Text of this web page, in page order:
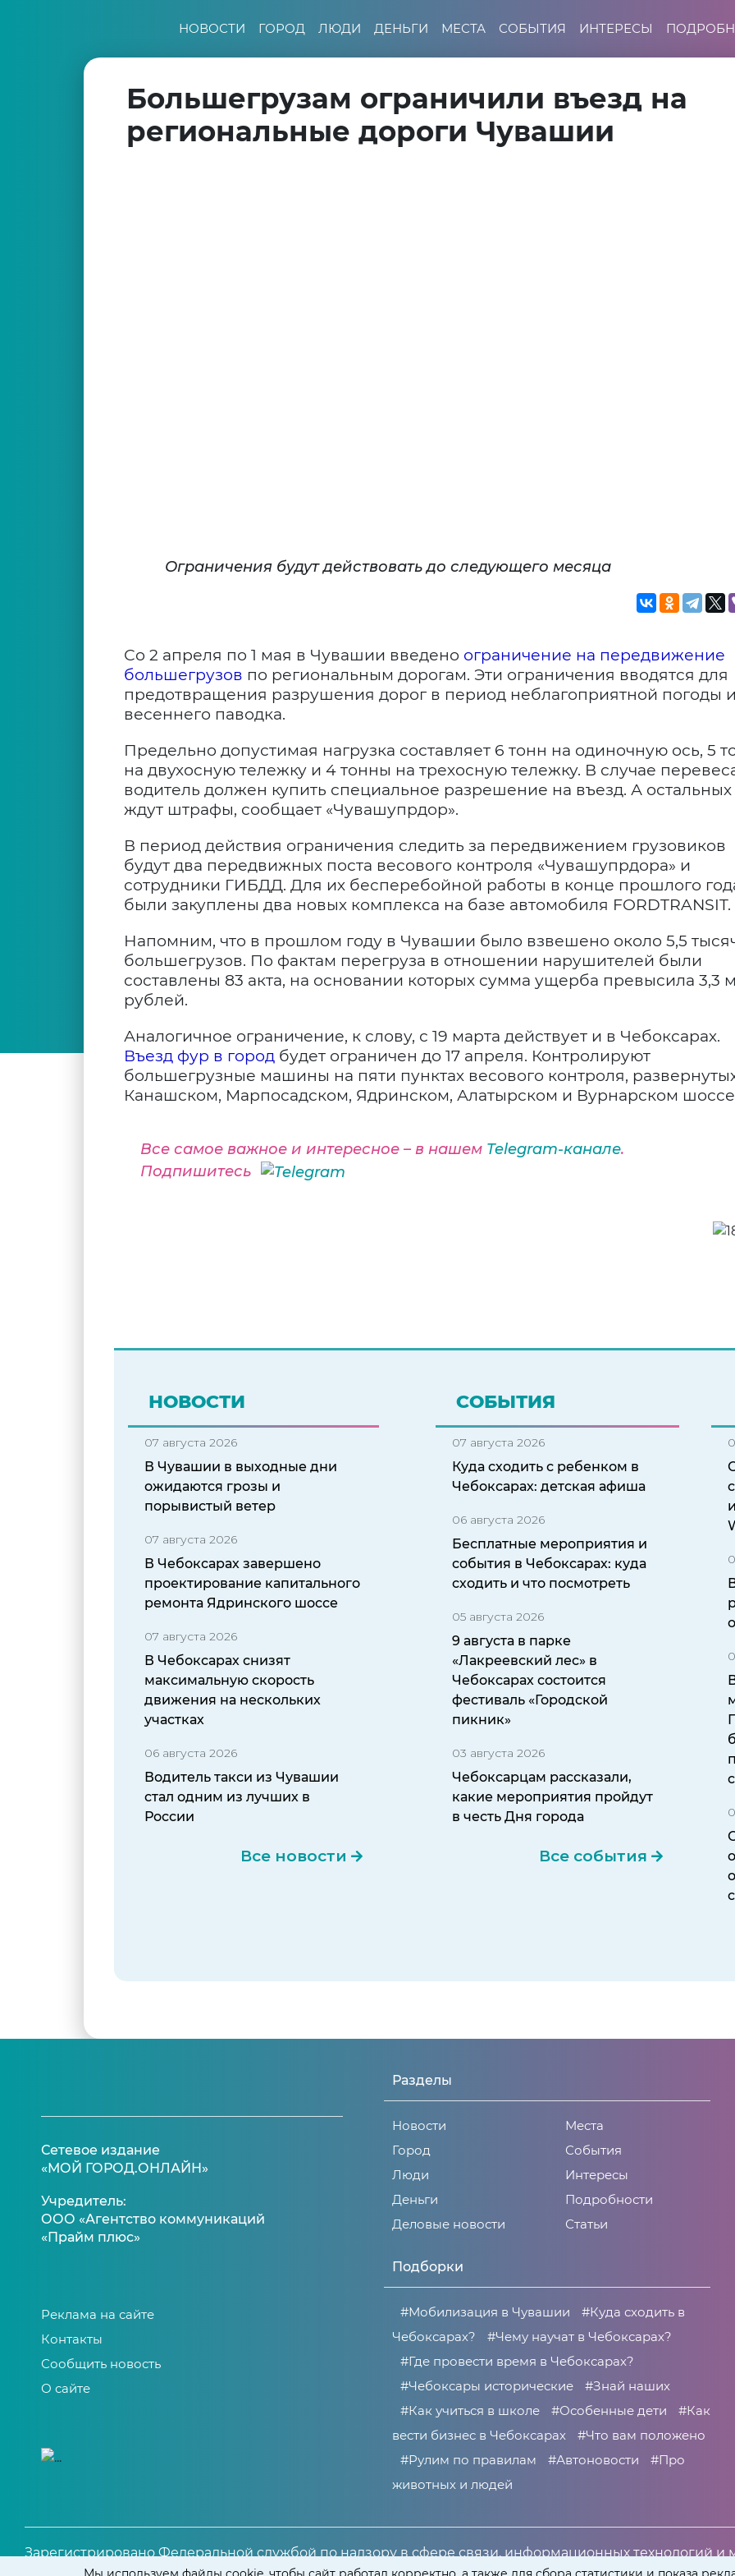
НОВОСТИ ГОРОД ЛЮДИ ДЕНЬГИ МЕСТА СОБЫТИЯ ИНТЕРЕСЫ
Большегрузам ограничили въезд на
региональные дороги Чувашии
Ограничения будут действовать до следующего месяца
Со 2 апреля по 1 мая в Чувашии введено ограничение на передвижение
большегрузов по региональным дорогам. Эти ограничения вводятся для
предотвращения разрушения дорог в период неблагоприятной погоды и
весеннего паводка.
Предельно допустимая нагрузка составляет 6 тонн на одиночную ось, 5
на двухосную тележку и 4 тонны на трехосную тележку. В случае
водитель должен купить специальное разрешение на въезд. А остальных
ждут штрафы, сообщает «Чувашупрдор».
В период действия ограничения следить за передвижением грузовиков
будут два передвижных поста весового контроля «Чувашупрдора» и
сотрудники ГИБДД. Для их бесперебойной работы в конце прошлого
были закуплены два новых комплекса на базе автомобиля FORDTRANSIT.
Напомним, что в прошлом году в Чувашии было взвешено около 5,5
большегрузов. По фактам перегруза в отношении нарушителей были
составлены 83 акта, на основании которых сумма ущерба превысила 3,3
рублей.
Аналогичное ограничение, к слову, с 19 марта действует и в Чебоксарах.
Въезд фур в город будет ограничен до 17 апреля. Контролируют
большегрузные машины на пяти пунктах весового контроля,
Канашском, Марпосадском, Ядринском, Алатырском и Вурнарском
Все самое важное и интересное – в нашем Telegram-канале.
Подпишитесь
НОВОСТИ
07 августа 2026
В Чувашии в выходные дни
ожидаются грозы и
порывистый ветер
07 августа 2026
В Чебоксарах завершено
проектирование капитального
ремонта Ядринского шоссе
07 августа 2026
В Чебоксарах снизят
максимальную скорость
движения на нескольких
участках
06 августа 2026
Водитель такси из Чувашии
стал одним из лучших в
России
Все новости
СОБЫТИЯ
07 августа 2026
Куда сходить с ребенком в
Чебоксарах: детская афиша
06 августа 2026
Бесплатные мероприятия и
события в Чебоксарах: куда
сходить и что посмотреть
05 августа 2026
9 августа в парке
«Лакреевский лес» в
Чебоксарах состоится
фестиваль «Городской
пикник»
03 августа 2026
Чебоксарцам рассказали,
какие мероприятия пройдут
в честь Дня города
Все события
Сетевое издание
«МОЙ ГОРОД.ОНЛАЙН»
Учредитель:
ООО «Агентство коммуникаций
«Прайм плюс»
Реклама на сайте
Контакты
Сообщить новость
О сайте
Разделы
Новости
Город
Люди
Деньги
Деловые новости
Места
События
Интересы
Подробности
Статьи
Подборки
#Мобилизация в Чувашии
#Куда сходить в
Чебоксарах?
#Чему научат в Чебоксарах?
#Где провести время в Чебоксарах?
#Чебоксары исторические
#Знай наших
#Как учиться в школе
#Особенные дети
#Как
вести бизнес в Чебоксарах
#Что вам положено
#Рулим по правилам
#Автоновости
#Про
животных и людей
Зарегистрировано Федеральной службой по надзору в сфере связи, информационных технологий и
Свидетельство о регистрации СМИ ЭЛ № ФС 77 – 81266 от 30 июня 2021 года.